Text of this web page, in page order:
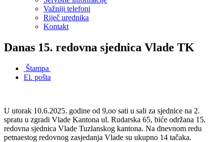
Važniji telefoni
Riječ urednika
Kontakt
Danas 15. redovna sjednica Vlade TK
Štampa
El. pošta
U utorak 10.6.2025. godine od 9,oo sati u sali za sjednice na 2.
spratu u zgradi Vlade Kantona ul. Rudarska 65, biće održana 15.
redovna sjednica Vlade Tuzlanskog kantona. Na dnevnom redu
petnaestog redovnog zasjedanja Vlade su ukupno 14 tačaka.